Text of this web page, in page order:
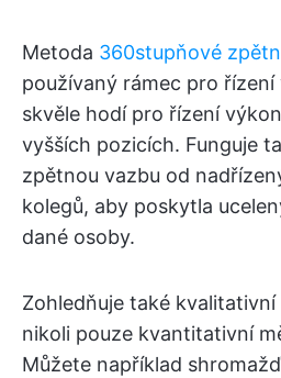
Metoda 360stupňové
používaný rámec pro
skvěle hodí pro řízení
vyšších pozicích. Funguje
zpětnou vazbu od
kolegů, aby poskytla
dané osoby.
Zohledňuje také
nikoli pouze kvantitativní
Můžete například